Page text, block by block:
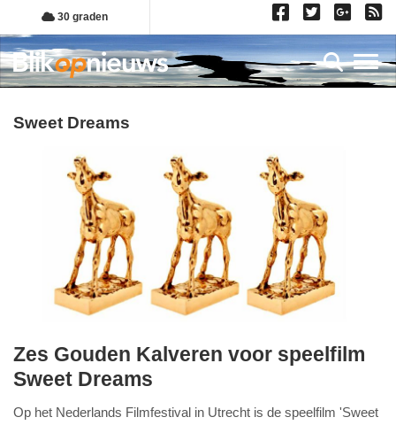
Overslaan
en
naar
de
gaan
30 graden
Sweet Dreams
zaterdag,
september
Zes Gouden Kalveren voor speelfilm
Sweet Dreams
Op het Nederlands Filmfestival in Utrecht is de speelfilm 'Sweet